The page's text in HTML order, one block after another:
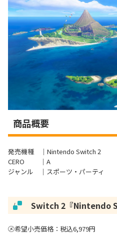
商品概要
発売機種 ｜Nintendo Switch 2
CERO ｜A
ジャンル ｜スポーツ・パーティ
/ Switch 2『Nintendo
㋱希望小売価格：税込6,979円